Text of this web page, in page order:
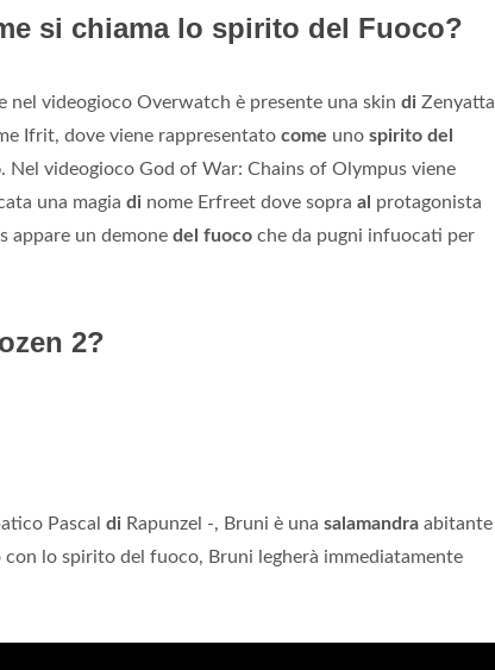
si chiama lo spirito del Fuoco?
nel videogioco Overwatch è presente una skin di Zenyatta
Ifrit, dove viene rappresentato come uno spirito del
. Nel videogioco God of War: Chains of Olympus viene
una magia di nome Erfreet dove sopra al protagonista
appare un demone del fuoco che da pugni infuocati per
2?
Pascal di Rapunzel -, Bruni è una salamandra abitante
lo spirito del fuoco, Bruni legherà immediatamente